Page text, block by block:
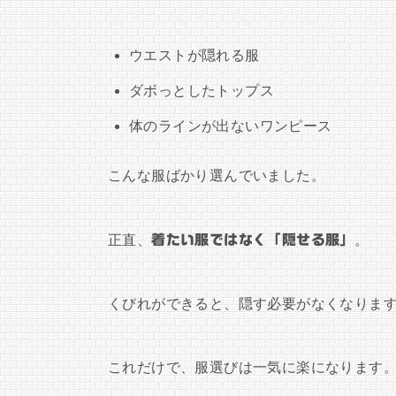
ウエストが隠れる服
ダボっとしたトップス
体のラインが出ないワンピース
こんな服ばかり選んでいました。
正直、着たい服ではなく「隠せる服」 。
くびれができると、隠す必要がなくなりま
これだけで、服選びは一気に楽になります